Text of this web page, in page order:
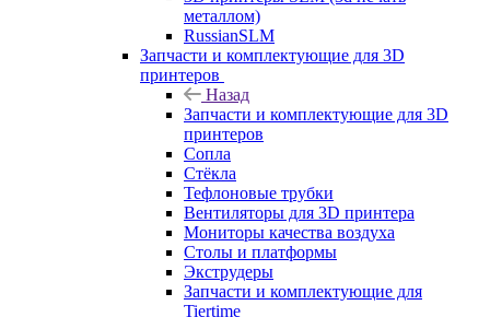
металлом)
RussianSLM
Запчасти и комплектующие для 3D
принтеров
Назад
Запчасти и комплектующие для 3D
принтеров
Сопла
Cтёкла
Тефлоновые трубки
Вентиляторы для 3D принтера
Мониторы качества воздуха
Столы и платформы
Экструдеры
Запчасти и комплектующие для
Tiertime